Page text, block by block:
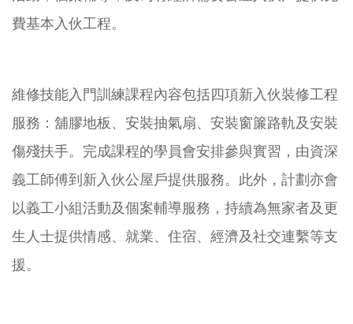
費基本入伙工程。
維修技能入門訓練課程內容包括四項新入伙裝修工程
服務：舖膠地板、安裝抽氣扇、安裝窗簾路軌及安裝
傷殘扶手。完成課程的學員會安排參與實習，由資深
義工師傅到新入伙公屋戶提供服務。此外，計劃亦會
以義工小組活動及個案輔導服務，持續為無家者及更
生人士提供情感、就業、住宿、經濟及社交連繫等支
援。